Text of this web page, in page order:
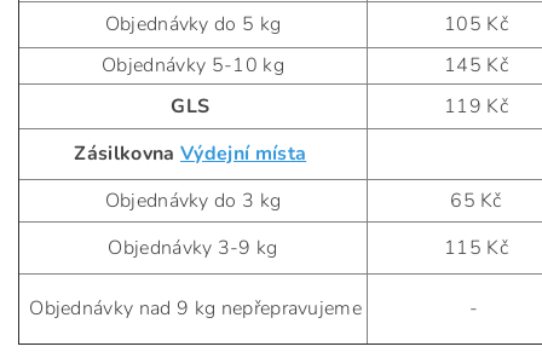
Objednávky do 5 kg
105 Kč
Objednávky 5-10 kg
145 Kč
GLS
119 Kč
ZásilkovnaVýdejní místa
Objednávky do 3 kg
65 Kč
Objednávky 3-9 kg
115 Kč
Objednávky nad 9 kg nepřepravujeme -